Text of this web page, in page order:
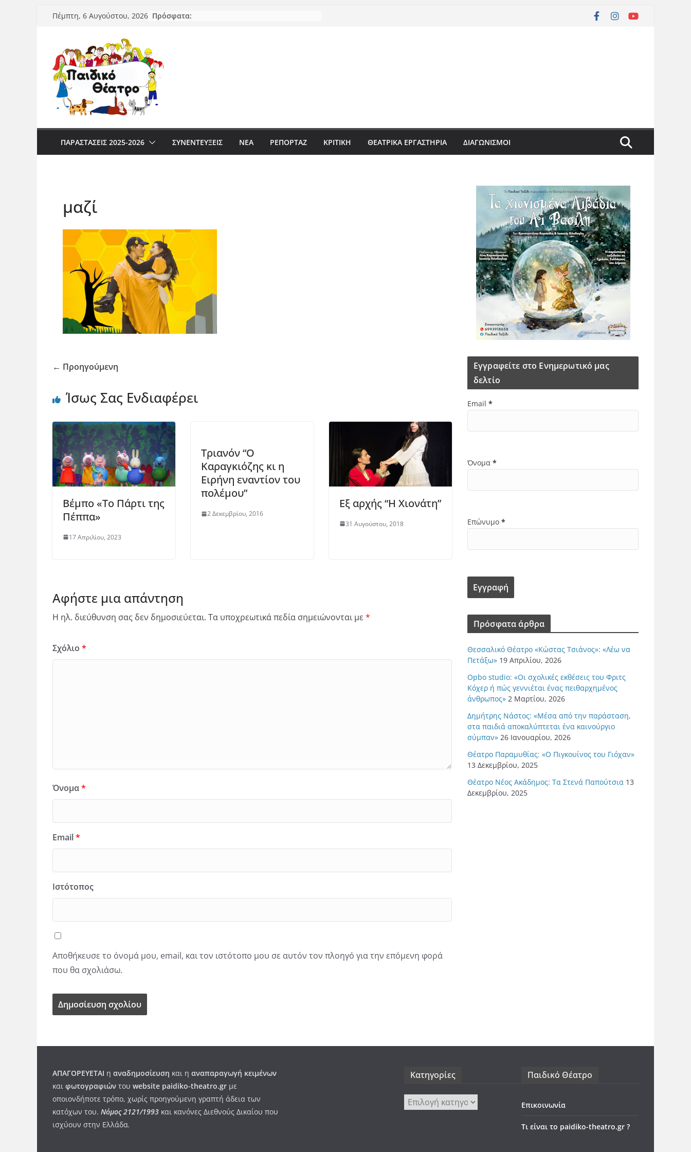
Μετάβαση
Πέμπτη, 6 Αυγούστου, 2026 Πρόσφατα:
ΠΑΡΑΣΤΆΣΕΙΣ 2025-2026 ΣΥΝΕΝΤΕΥΞΕΙΣ ΝΈΑ ΡΕΠΟΡΤΆΖ ΚΡΙΤΙΚΗ ΘΕΑΤΡΙΚΑ ΕΡΓΑΣΤΗΡΙΑ ΔΙΑΓΩΝΙΣΜΟΙ
μαζί
← Προηγούμενη
Ίσως Σας Ενδιαφέρει
Βέμπο «Το Πάρτι της
Πέππα»
17 Απριλίου, 2023
Τριανόν “Ο
Καραγκιόζης κι η
Ειρήνη εναντίον του
πολέμου”
2 Δεκεμβρίου, 2016
Εξ αρχής “Η Χιονάτη”
31 Αυγούστου, 2018
Αφήστε μια απάντηση
Η ηλ. διεύθυνση σας δεν δημοσιεύεται. Τα υποχρεωτικά πεδία σημειώνονται με *
Σχόλιο *
Όνομα*
Email*
Ιστότοπος
Αποθήκευσε το όνομά μου, email, και τον ιστότοπο μου σε αυτόν τον πλοηγό για την επόμενη φορά
που θα σχολιάσω.
Εγγραφείτε στο Ενημερωτικό μας
δελτίο
Email *
Όνομα *
Επώνυμο *
Πρόσφατα άρθρα
Θεσσαλικό Θέατρο «Κώστας Τσιάνος»: «Λέω να
Πετάξω» 19 Απριλίου, 2026
Opbo studio: «Οι σχολικές εκθέσεις του Φριτς
Κόχερ ή πώς γεννιέται ένας πειθαρχημένος
άνθρωπος» 2 Μαρτίου, 2026
Δημήτρης Νάστος: «Μέσα από την παράσταση,
στα παιδιά αποκαλύπτεται ένα καινούργιο
σύμπαν» 26 Ιανουαρίου, 2026
Θέατρο Παραμυθίας: «Ο Πιγκουίνος του Γιόχαν»
13 Δεκεμβρίου, 2025
Θέατρο Νέος Ακάδημος: Τα Στενά Παπούτσια 13
Δεκεμβρίου, 2025
ΑΠΑΓΟΡΕΥΕΤΑΙ η αναδημοσίευση και η αναπαραγωγή κειμένων
και φωτογραφιών του website paidiko-theatro.gr με
οποιονδήποτε τρόπο, χωρίς προηγούμενη γραπτή άδεια των
κατόχων του. Νόμος 2121/1993 και κανόνες Διεθνούς Δικαίου που
ισχύουν στην Ελλάδα.
Kατηγορίες
Kατηγορίες
Παιδικό Θέατρο
Επικοινωνία
Τι είναι το paidiko-theatro.gr ?